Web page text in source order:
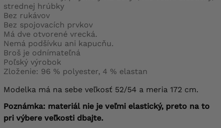
strednej hrúbky
Bez rukávov
Bez spojovacích prvkov
Má dve otvorené vrecká.
Nemá podšívku ani kapucňu.
Broš je odnímateľná
Poľský výrobok
Zloženie: 96 % polyester, 4 % elastan
Modelka má na sebe veľkosť 52/54 a meria 172 cm.
Poznámka: materiál nie je veľmi elastický, preto na to
pri výbere veľkosti dbajte.